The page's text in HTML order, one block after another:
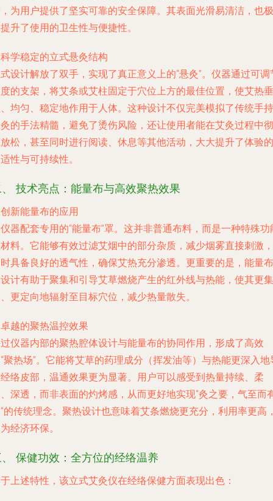
为用户提供了坚实可靠的安全保障。其表面光滑易清洁，也极
升了使用的卫生性与便捷性。
学稳定的立式悬灸结构
设计解放了双手，实现了真正意义上的“悬灸”。仪器通过可调
的支架，将艾条或艾柱固定于穴位上方的最佳位置，使艾热垂
均匀、稳定地作用于人体。这种设计不仅完美模拟了传统手持
的手法精髓，避免了烫伤风险，还让使用者能在艾灸过程中彻
松，甚至同时进行阅读、休息等其他活动，大大提升了体验的
性与可持续性。
技术亮点：能量布与高效聚热效果
新能量布的应用
器配套专用的“能量布”罩。这并非普通布料，而是一种特殊功
料。它能够有效过滤艾烟中的部分杂质，减少烟雾直接刺激，
具备良好的透气性，确保艾热充分渗透。更重要的是，能量布
计有助于聚集和引导艾草燃烧产生的红外线与热能，使其更集
更定向地辐射至目标穴位，减少热量散失。
越的聚热温控效果
仪器内部的聚热腔体设计与能量布的协同作用，形成了高效
聚热场”。它能将艾草的药理成分（挥发油等）与热能更深入地
络皮部，温通效果更为显著。用户可以感受到热量持续、柔
深透，而非表面的灼烤感，从而更好地实现“灸之要，气至而
的传统理念。聚热设计也意味着艾条燃烧更充分，利用率更高
经济环保。
保健功效：全方位的经络温养
上述特性，该立式艾灸仪在经络保健方面表现出色：